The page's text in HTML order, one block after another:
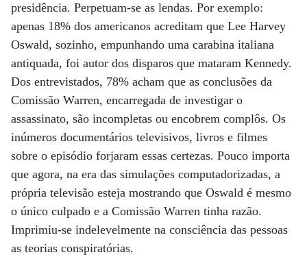
presidência. Perpetuam-se as lendas. Por exemplo:
apenas 18% dos americanos acreditam que Lee Harvey
Oswald, sozinho, empunhando uma carabina italiana
antiquada, foi autor dos disparos que mataram Kennedy.
Dos entrevistados, 78% acham que as conclusões da
Comissão Warren, encarregada de investigar o
assassinato, são incompletas ou encobrem complôs. Os
inúmeros documentários televisivos, livros e filmes
sobre o episódio forjaram essas certezas. Pouco importa
que agora, na era das simulações computadorizadas, a
própria televisão esteja mostrando que Oswald é mesmo
o único culpado e a Comissão Warren tinha razão.
Imprimiu-se indelevelmente na consciência das pessoas
as teorias conspiratórias.